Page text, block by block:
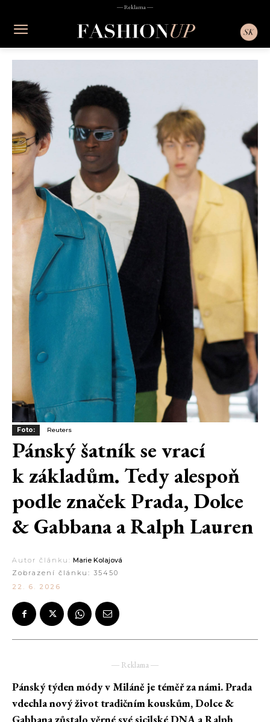
― Reklama ―
Foto: Reuters
Pánský šatník se vrací
k základům. Tedy alespoň
podle značek Prada, Dolce
& Gabbana a Ralph Lauren
Autor článku: Marie Kolajová
Zobrazení článku: 35450
22. 6. 2026
― Reklama ―
Pánský týden módy v Miláně je téměř za námi. Prada
vdechla nový život tradičním kouskům, Dolce &